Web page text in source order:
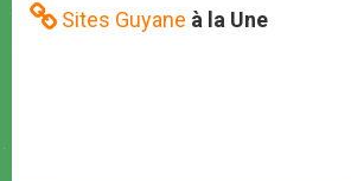
Sites Guyane à la Une